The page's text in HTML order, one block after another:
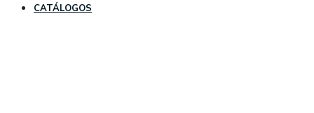
CATÁLOGOS